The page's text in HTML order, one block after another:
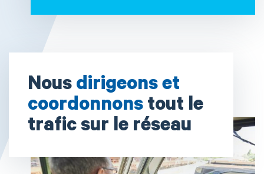
Nous dirigeons et
coordonnons tout le
trafic sur le réseau